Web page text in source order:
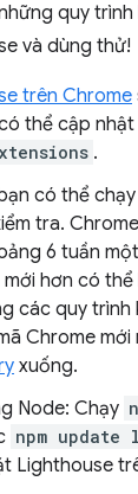
quy trình
và dùng thử!
trên Chrome
thể cập
.
có thể
tra.
6 tuần
hơn có
các quy trình
Chrome
xuống.
Node: Chạy
npm
Lighthouse